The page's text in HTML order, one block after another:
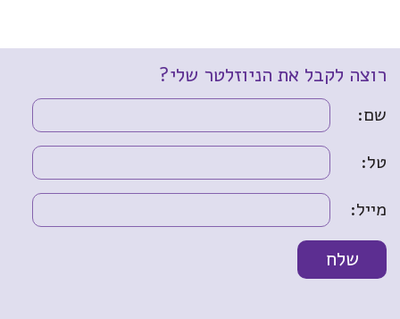
רוצה לקבל את הניוזלטר שלי?
שם:
טל:
מייל: